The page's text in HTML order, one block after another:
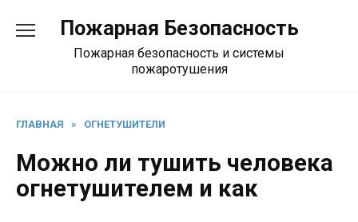
содержанию
Пожарная Безопасность
Пожарная безопасность и системы
пожаротушения
ГЛАВНАЯ » ОГНЕТУШИТЕЛИ
Можно ли тушить человека
огнетушителем и как